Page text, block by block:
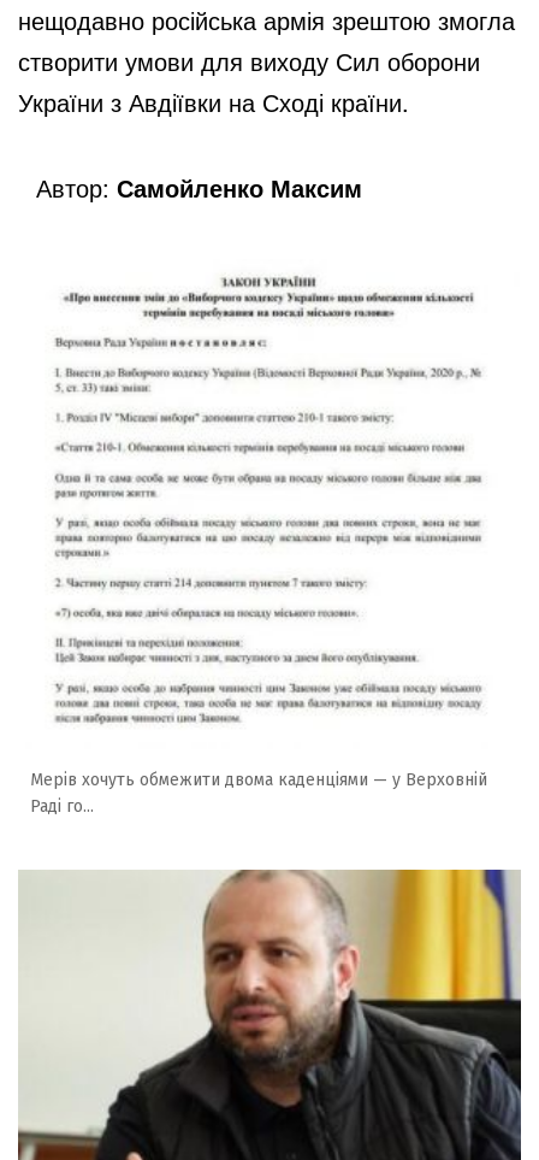
нещодавно російська армія зрештою змогла
створити умови для виходу Сил оборони
України з Авдіївки на Сході країни.
Автор: Самойленко Максим
Мерів хочуть обмежити двома каденціями — у Верховній
Раді го...